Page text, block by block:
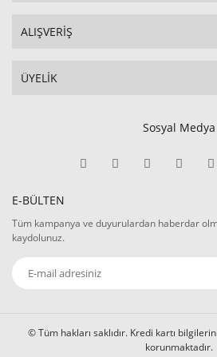
ALIŞVERİŞ
ÜYELİK
Sosyal Medya
E-BÜLTEN
Tüm kampanya ve duyurulardan haberdar
kaydolunuz.
© Tüm hakları saklıdır. Kredi kartı
korunmaktadır.